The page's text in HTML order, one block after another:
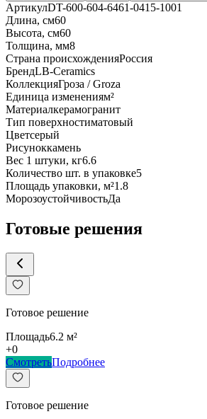
АртикулDT-600-604-6461-0415-1001
Длина, см60
Высота, см60
Толщина, мм8
Страна происхожденияРоссия
БрендLB-Ceramics
КоллекцияГроза / Groza
Единица изменениям²
Материалкерамогранит
Тип поверхностиматовый
Цветсерый
Рисуноккамень
Вес 1 штуки, кг6.6
Количество шт. в упаковке5
Площадь упаковки, м²1.8
МорозоустойчивостьДа
Готовые решения
Готовое решение
Площадь6.2 м²
+0
СмотретьПодробнее
Готовое решение